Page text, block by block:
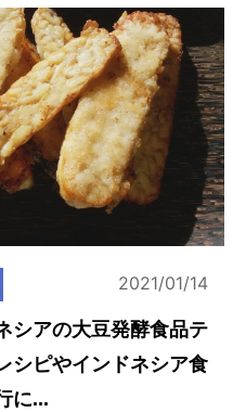
2021/01/14
シアの大豆発酵食品テ
シピやインドネシア食
に...